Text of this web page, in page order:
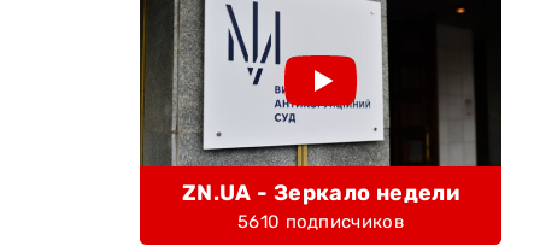
ZN.UA - Зеркало недели
5610 подписчиков